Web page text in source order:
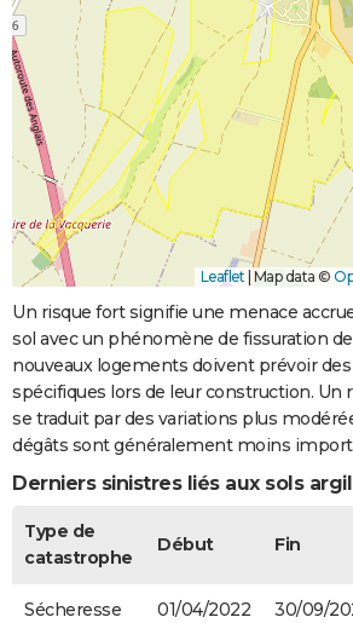
Leaflet |Map data ©
Un risque fort signifie une menace
sol avec un phénomène de fissuration
nouveaux logements doivent prévoir
spécifiques lors de leur construction. Un
se traduit par des variations plus
dégâts sont généralement moins
Derniers sinistres liés aux sols
Type de
catastrophe
Début Fin
Sécheresse 01/04/2022 30/09/